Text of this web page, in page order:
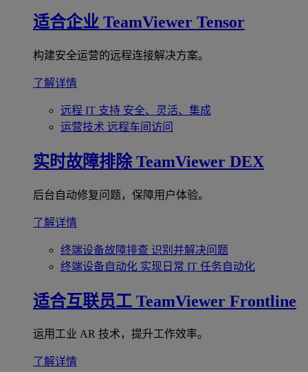
适合企业 TeamViewer Tensor
构建安全运营的远程连接解决方案。
了解详情
远程 IT 支持 安全、灵活、集成
运营技术 远程车间访问
实时故障排除 TeamViewer DEX
后台自动修复问题，保障用户体验。
了解详情
终端设备故障排查 识别并解决问题
终端设备自动化 实现日常 IT 任务自动化
适合互联员工 TeamViewer Frontline
运用工业 AR 技术，提升工作效率。
了解详情